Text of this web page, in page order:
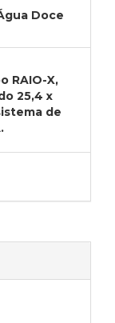
Doce
RAIO-X,
25,4 x
de